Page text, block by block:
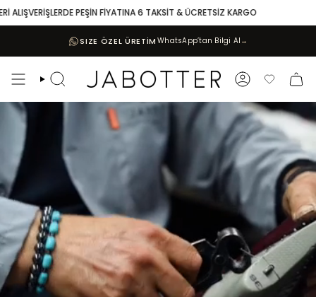
Skip
to
PEŞİN FİYATINA 6 TAKSİT & ÜCRETSİZ KARGO
SIZE ÖZEL ÜRETİM WhatsApp’tan Bilgi Al →
Search Account